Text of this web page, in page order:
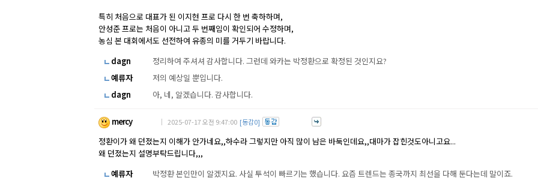
특히 처음으로 대표가 된 이지현 프로 다시 한 번 축하하며,
안성준 프로는 처음이 아니고 두 번째임이 확인되어 수정하며,
농심 본 대회에서도 선전하여 유종의 미를 거두기 바랍니다.
dagn
정리하여 주셔셔 감사합니다. 그런데 와카는 박정환으로 확정된 것인지요?
예류자
저의 예상일 뿐입니다.
dagn
아, 네, 알겠습니다. 감사합니다.
mercy ｜ 2025-07-17 오전 9:47:00 [동감0]
정환이가 왜 던졌는지 이해가 안가네요,,하수라 그렇지만 아직 많이 남은 바둑인데요,,대마가 잡힌것도아니고요...
왜 던졌는지 설명부탁드립니다,,,
예류자
박정환 본인만이 알겠지요. 사실 투석이 빠르기는 했습니다. 요즘 트렌드는 종국까지 최선을 다해 둔다는데 말이죠.